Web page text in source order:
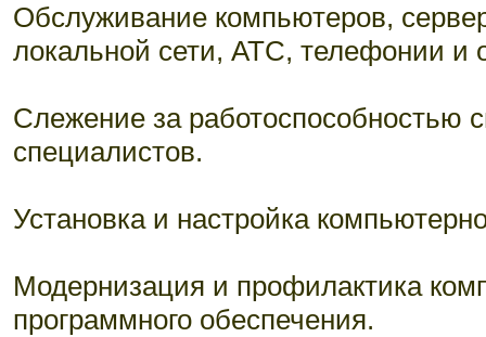
Обслуживание компьютеров,
локальной сети, АТС, телефонии и
Слежение за
специалистов.
Установка и настройка
Модернизация и профилактика
программного обеспечения.